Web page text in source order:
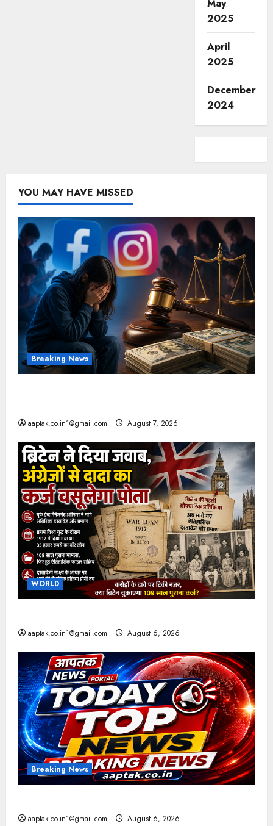
May
2025
April
2025
December
2024
YOU MAY HAVE MISSED
Breaking News
aaptak.co.in1@gmail.com August 7, 2026
WORLD
aaptak.co.in1@gmail.com August 6, 2026
Breaking News
aaptak.co.in1@gmail.com August 6, 2026